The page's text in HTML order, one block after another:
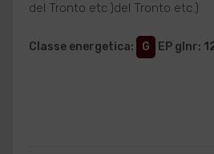
del Tronto etc.)del Tronto etc.)
Classe energetica: G EP glnr: